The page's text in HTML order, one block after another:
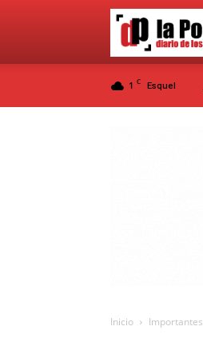
1 C Esquel
Inicio Importantes